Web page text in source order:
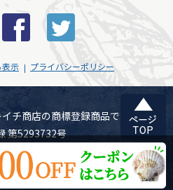
表示 プライバシーポリシー
チ商店の商標登録商品です。
第5293732号
店 All Rights Reserved.